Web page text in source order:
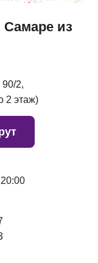
Самаре из
90/2,
2 этаж)